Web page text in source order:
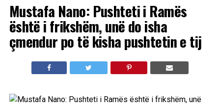
Mustafa Nano: Pushteti i Ramës
është i frikshëm, unë do isha
çmendur po të kisha pushtetin e tij